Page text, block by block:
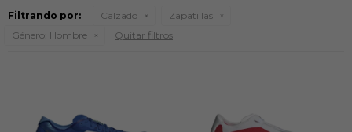
Filtrando por: Calzado
Zapatillas
Género: Hombre Quitar filtros